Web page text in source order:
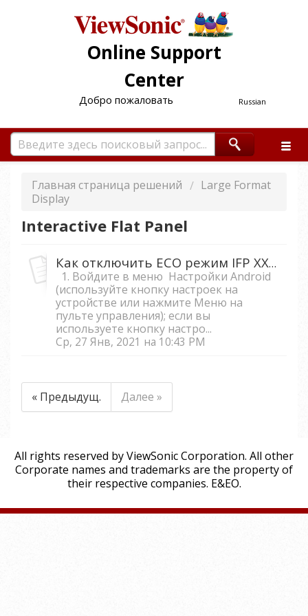
Online Support
Center
Russian
Добро пожаловать
Главная страница решений
Large Format
Display
Interactive Flat Panel
Как отключить ECO режим IFP XX50-2.
1. Войдите в меню Настройки Android
(используйте кнопку настроек на
устройстве или нажмите Меню на
пульте управления); если вы
используете кнопку настро...
Ср, 27 Янв, 2021 на 10:43 PM
« Предыдущ. Далее »
All rights reserved by ViewSonic Corporation. All other
Corporate names and trademarks are the property of
their respective companies. E&EO.